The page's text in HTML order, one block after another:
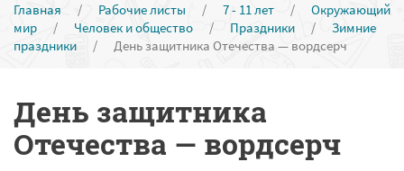
Главная / Рабочие листы / 7 - 11 лет /
Окружающий
мир
/ Человек и общество / Праздники /
Зимние
праздники
/ День защитника Отечества — вордсерч
День защитника
Отечества — вордсерч